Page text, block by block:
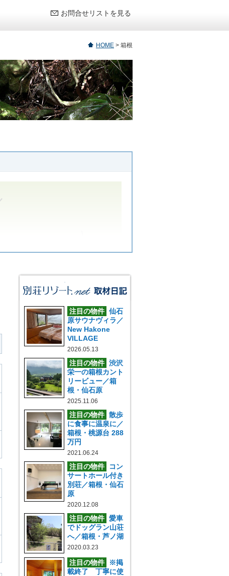
お問合せリストを見る
HOME > 箱根
注目の物件 仙石
原サウナヴィラ／
New Hakone
VILLAGE
2026.05.13
注目の物件 渋沢
栄一の箱根カント
リービュー／箱
根・仙石原
2025.11.06
注目の物件 散歩
に食事に温泉に／
箱根・桃源台 288
万円
2021.06.24
注目の物件
コン
サートホール付き
別荘／箱根・仙石
原
2020.12.08
注目の物件 愛車
でドッグラン山荘
へ／箱根・芦ノ湖
2020.03.23
注目の物件
※掲
載終了 丁寧に使